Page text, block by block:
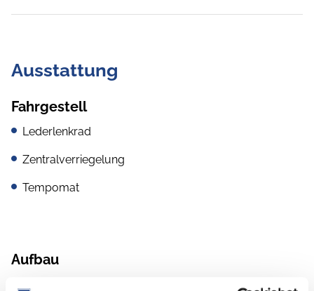
Ausstattung
Fahrgestell
Lederlenkrad
Zentralverriegelung
Tempomat
Aufbau